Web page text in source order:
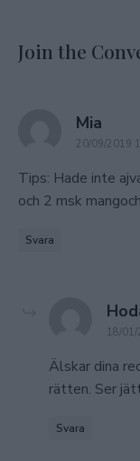
Join the
Mia
20/09/2019
Tips: Hade inte
och 2 msk
Svara
18/
Älskar dina
rätten. Ser
Svara